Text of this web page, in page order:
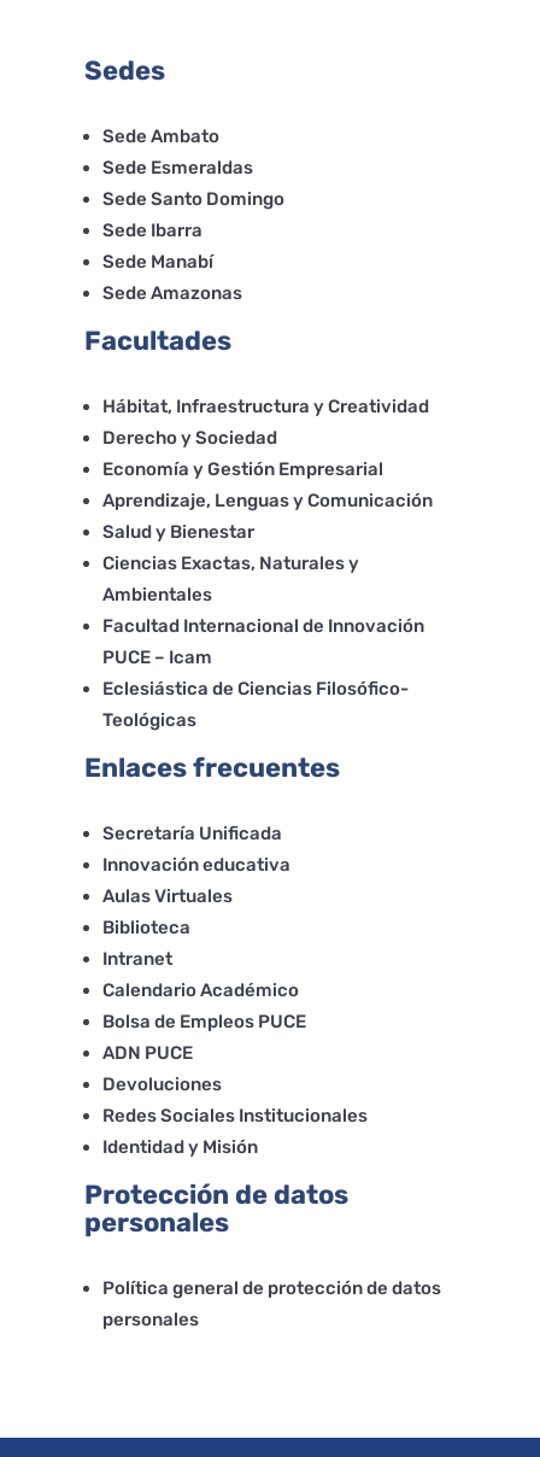
Sedes
Sede Ambato
Sede Esmeraldas
Sede Santo Domingo
Sede Ibarra
Sede Manabí
Sede Amazonas
Facultades
Hábitat, Infraestructura y Creatividad
Derecho y Sociedad
Economía y Gestión Empresarial
Aprendizaje, Lenguas y Comunicación
Salud y Bienestar
Ciencias Exactas, Naturales y
Ambientales
Facultad Internacional de Innovación
PUCE – Icam
Eclesiástica de Ciencias Filosófico-
Teológicas
Enlaces frecuentes
Secretaría Unificada
Innovación educativa
Aulas Virtuales
Biblioteca
Intranet
Calendario Académico
Bolsa de Empleos PUCE
ADN PUCE
Devoluciones
Redes Sociales Institucionales
Identidad y Misión
Protección de datos
personales
Política general de protección de datos
personales